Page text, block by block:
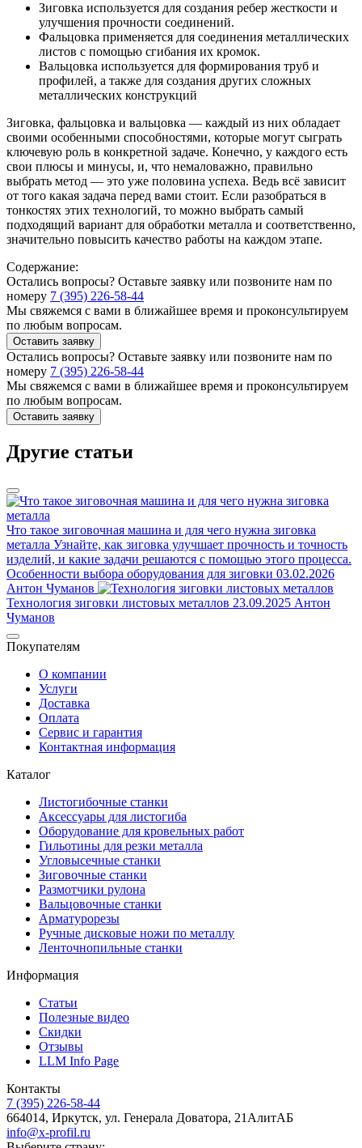
Зиговка используется для создания ребер жесткости и
улучшения прочности соединений.
Фальцовка применяется для соединения металлических
листов с помощью сгибания их кромок.
Вальцовка используется для формирования труб и
профилей, а также для создания других сложных
металлических конструкций
Зиговка, фальцовка и вальцовка — каждый из них обладает
своими особенными способностями, которые могут сыграть
ключевую роль в конкретной задаче. Конечно, у каждого есть
свои плюсы и минусы, и, что немаловажно, правильно
выбрать метод — это уже половина успеха. Ведь всё зависит
от того какая задача перед вами стоит. Если разобраться в
тонкостях этих технологий, то можно выбрать самый
подходящий вариант для обработки металла и соответственно,
значительно повысить качество работы на каждом этапе.
Содержание:
Остались вопросы? Оставьте заявку или позвоните нам по
номеру 7 (395) 226-58-44
Мы свяжемся с вами в ближайшее время и проконсультируем
по любым вопросам.
Оставить заявку
Остались вопросы? Оставьте заявку или позвоните нам по
номеру 7 (395) 226-58-44
Мы свяжемся с вами в ближайшее время и проконсультируем
по любым вопросам.
Оставить заявку
Другие статьи
Что такое зиговочная машина и для чего нужна зиговка
металла Узнайте, как зиговка улучшает прочность и точность
изделий, и какие задачи решаются с помощью этого процесса.
Особенности выбора оборудования для зиговки 03.02.2026
Антон Чуманов
Технология зиговки листовых металлов 23.09.2025 Антон
Чуманов
Покупателям
О компании
Услуги
Доставка
Оплата
Сервис и гарантия
Контактная информация
Каталог
Листогибочные станки
Аксессуары для листогиба
Оборудование для кровельных работ
Гильотины для резки металла
Угловысечные станки
Зиговочные станки
Размотчики рулона
Вальцовочные станки
Арматурорезы
Ручные дисковые ножи по металлу
Ленточнопильные станки
Информация
Статьи
Полезные видео
Скидки
Отзывы
LLM Info Page
Контакты
7 (395) 226-58-44
664014, Иркутск, ул. Генерала Доватора, 21АлитАБ
info@x-profil.ru